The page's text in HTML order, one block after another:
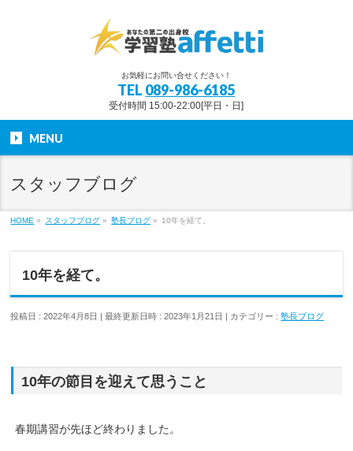
お気軽にお問い合せください！
TEL 089-986-6185
受付時間 15:00-22:00[平日・日]
MENU
スタッフブログ
HOME » スタッフブログ » 塾長ブログ » 10年を経て。
10年を経て。
投稿日 : 2022年4月8日 最終更新日時 : 2023年1月21日 カテゴリー :塾長ブログ
10年の節目を迎えて思うこと
春期講習が先ほど終わりました。